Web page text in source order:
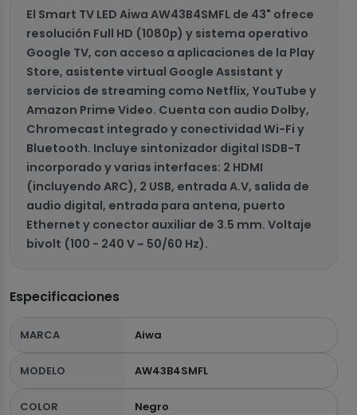
El Smart TV LED Aiwa AW43B4SMFL de 43" ofrece
resolución Full HD (1080p) y sistema operativo
Google TV, con acceso a aplicaciones de la Play
Store, asistente virtual Google Assistant y
servicios de streaming como Netflix, YouTube y
Amazon Prime Video. Cuenta con audio Dolby,
Chromecast integrado y conectividad Wi-Fi y
Bluetooth. Incluye sintonizador digital ISDB-T
incorporado y varias interfaces: 2 HDMI
(incluyendo ARC), 2 USB, entrada A.V, salida de
audio digital, entrada para antena, puerto
Ethernet y conector auxiliar de 3.5 mm. Voltaje
bivolt (100 - 240 V ~ 50/60 Hz).
Especificaciones
MARCA Aiwa
MODELO AW43B4SMFL
COLOR Negro